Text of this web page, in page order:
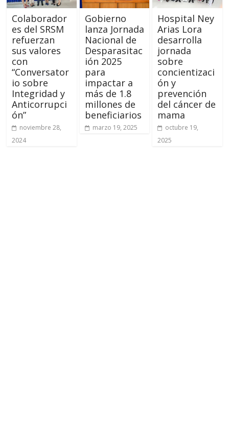
Colaborador
es del SRSM
refuerzan
sus valores
con
“Conversator
io sobre
Integridad y
Anticorrupci
ón”
noviembre 28,
2024
Gobierno
lanza Jornada
Nacional de
Desparasitac
ión 2025
para
impactar a
más de 1.8
millones de
beneficiarios
marzo 19, 2025
Hospital Ney
Arias Lora
desarrolla
jornada
sobre
concientizaci
ón y
prevención
del cáncer de
mama
octubre 19,
2025